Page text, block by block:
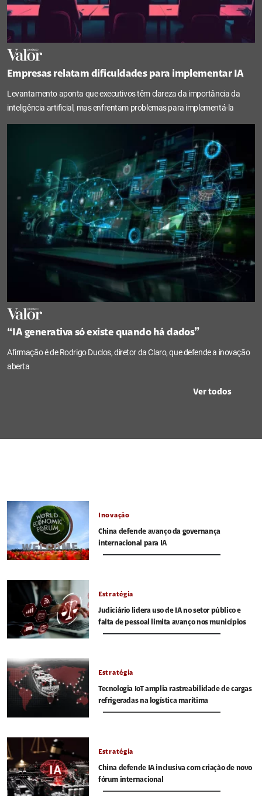
Empresas relatam dificuldades para implementar IA
Levantamento aponta que executivos têm clareza da importância da
inteligência artificial, mas enfrentam problemas para implementá-la
“IA generativa só existe quando há dados”
Afirmação é de Rodrigo Duclos, diretor da Claro, que defende a inovação
aberta
Ver todos
Inovação
China defende avanço da governança
internacional para IA
Estratégia
Judiciário lidera uso de IA no setor público e
falta de pessoal limita avanço nos municípios
Estratégia
Tecnologia IoT amplia rastreabilidade de cargas
refrigeradas na logística marítima
Estratégia
China defende IA inclusiva com criação de novo
fórum internacional